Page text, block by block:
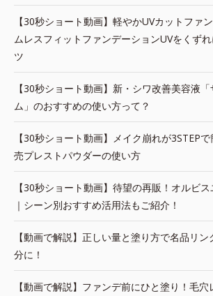
【30秒ショート動画】軽やかUVカットファ
ムレスフィットファンデーションUVをくず
ツ
【30秒ショート動画】新・シワ改善美容液
ム」のおすすめの使い方って？
【30秒ショート動画】メイク崩れが3STEP
売プレストパウダーの使い方
【30秒ショート動画】待望の再販！オルビ
｜シーン別おすすめ活用法もご紹介！
【動画で解説】正しい量と塗り方で名品リ
分に！
【動画で解説】ファンデ前にひと塗り！毛